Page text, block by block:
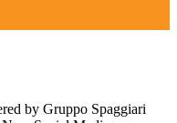
by Gruppo Spaggiari